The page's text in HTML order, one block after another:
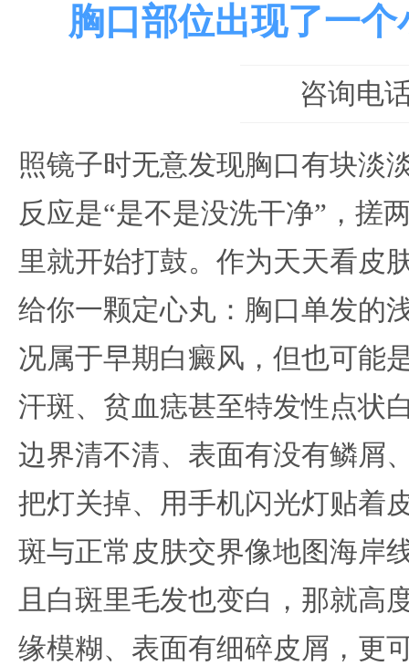
胸口部位出现了一
咨询电
照镜子时无意发现胸口有块淡
反应是“是不是没洗干净”，搓
里就开始打鼓。作为天天看皮
给你一颗定心丸：胸口单发的
况属于早期白癜风，但也可能
汗斑、贫血痣甚至特发性点状
边界清不清、表面有没有鳞屑
把灯关掉、用手机闪光灯贴着
斑与正常皮肤交界像地图海岸
且白斑里毛发也变白，那就高
缘模糊、表面有细碎皮屑，更